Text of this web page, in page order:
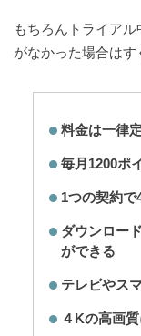
もちろんトライア
がなかった場合はす
料金は一律
毎月1200ポ
1つの契約で
ダウンロー
ができる
テレビやス
４Kの高画